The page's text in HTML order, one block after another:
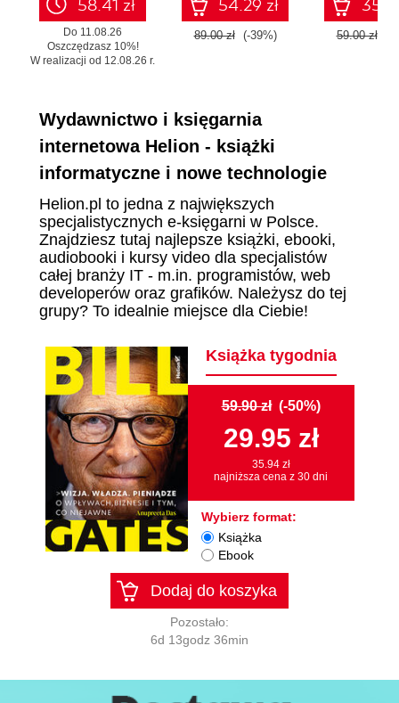
58.41 zł
Do 11.08.26
Oszczędzasz 10%!
W realizacji od 12.08.26 r.
54.29 zł
89.00 zł (-39%) 59.00 zł
Wydawnictwo i księgarnia
internetowa Helion - książki
informatyczne i nowe technologie
Helion.pl to jedna z największych
specjalistycznych e-księgarni w Polsce.
Znajdziesz tutaj najlepsze książki, ebooki,
audiobooki i kursy video dla specjalistów
całej branży IT - m.in. programistów, web
developerów oraz grafików. Należysz do tej
grupy? To idealnie miejsce dla Ciebie!
Książka tygodnia
59.90 zł (-50%)
29.95 zł
35.94 zł
najniższa cena z 30 dni
Wybierz format:
Książka
Ebook
Dodaj do koszyka
Pozostało:
6d 13godz 36min